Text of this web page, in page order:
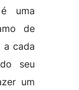
uma
de
a cada
seu
um